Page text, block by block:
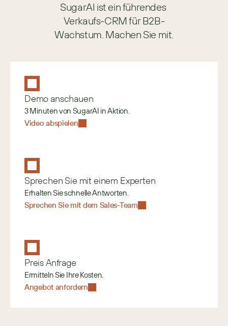
SugarAI ist ein führendes
Verkaufs-CRM für B2B-
Wachstum. Machen Sie mit.
Demo anschauen
3 Minuten von SugarAI in Aktion.
Video abspielen
Sprechen Sie mit einem Experten
Erhalten Sie schnelle Antworten.
Sprechen Sie mit dem Sales-Team
Preis Anfrage
Ermitteln Sie Ihre Kosten.
Angebot anfordern